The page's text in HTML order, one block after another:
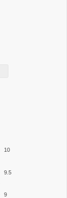
9
9.5
10